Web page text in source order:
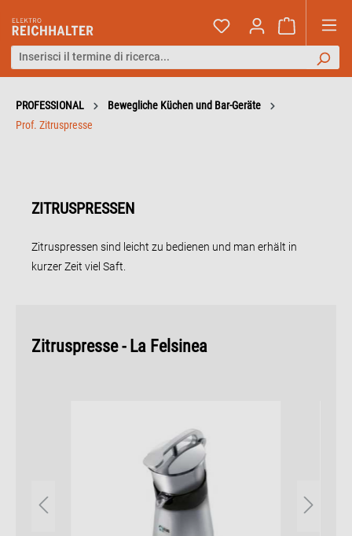
PROFESSIONAL
Bewegliche Küchen und Bar-Geräte
Prof. Zitruspresse
ZITRUSPRESSEN
Zitruspressen sind leicht zu bedienen und man erhält in
kurzer Zeit viel Saft.
Zitruspresse - La Felsinea